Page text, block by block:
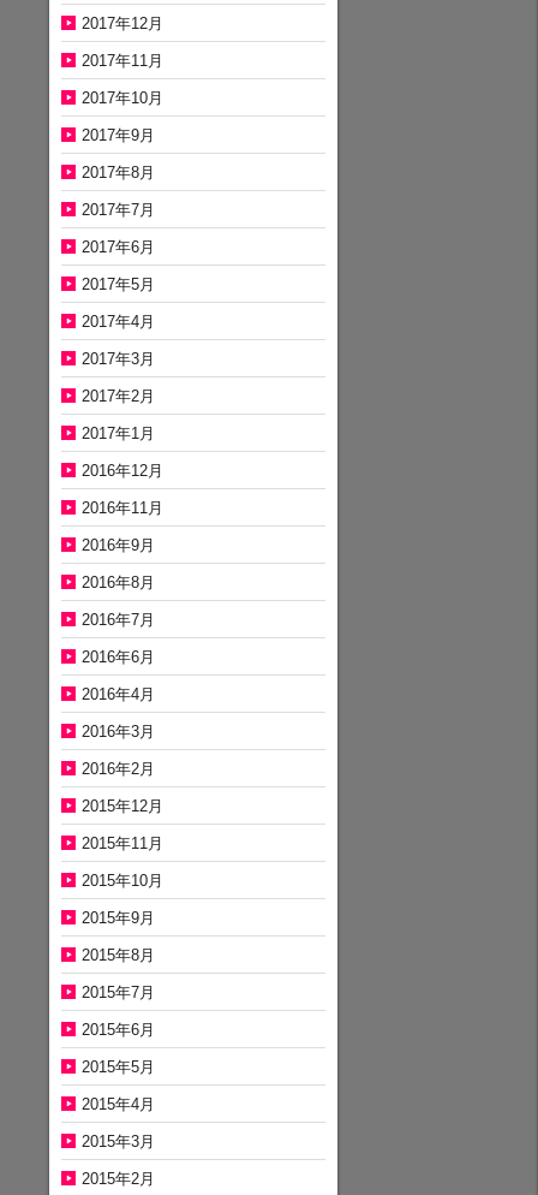
2017年12月
2017年11月
2017年10月
2017年9月
2017年8月
2017年7月
2017年6月
2017年5月
2017年4月
2017年3月
2017年2月
2017年1月
2016年12月
2016年11月
2016年9月
2016年8月
2016年7月
2016年6月
2016年4月
2016年3月
2016年2月
2015年12月
2015年11月
2015年10月
2015年9月
2015年8月
2015年7月
2015年6月
2015年5月
2015年4月
2015年3月
2015年2月